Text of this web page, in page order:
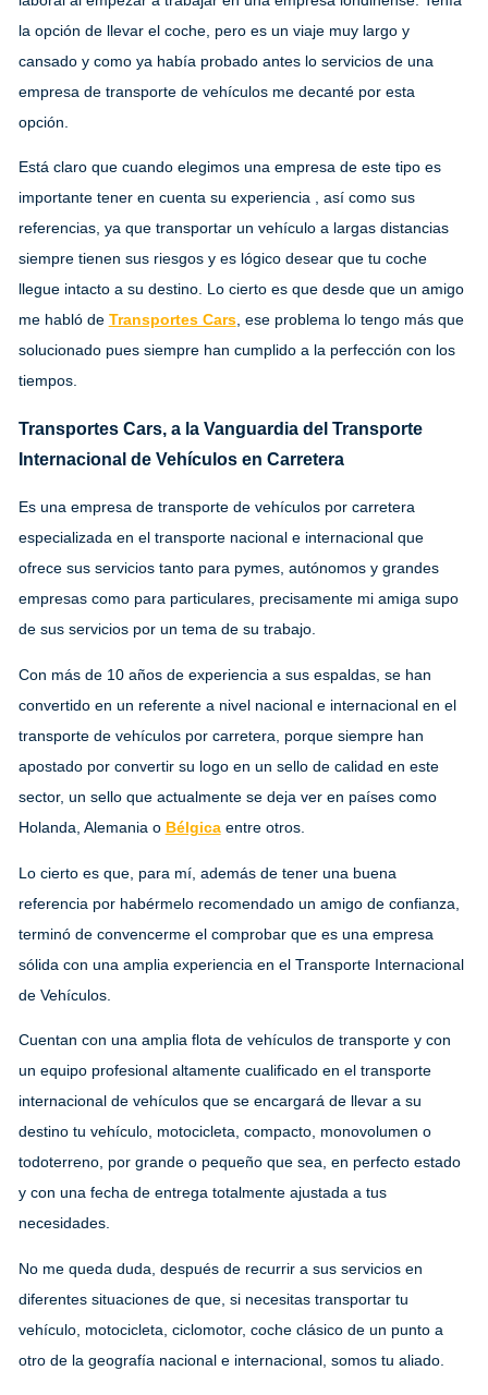
la opción de llevar el coche, pero es un viaje muy largo y
cansado y como ya había probado antes lo servicios de una
empresa de transporte de vehículos me decanté por esta
opción.
Está claro que cuando elegimos una empresa de este tipo es
importante tener en cuenta su experiencia , así como sus
referencias, ya que transportar un vehículo a largas distancias
siempre tienen sus riesgos y es lógico desear que tu coche
llegue intacto a su destino. Lo cierto es que desde que un amigo
me habló de Transportes Cars, ese problema lo tengo más que
solucionado pues siempre han cumplido a la perfección con los
tiempos.
Transportes Cars, a la Vanguardia del Transporte
Internacional de Vehículos en Carretera
Es una empresa de transporte de vehículos por carretera
especializada en el transporte nacional e internacional que
ofrece sus servicios tanto para pymes, autónomos y grandes
empresas como para particulares, precisamente mi amiga supo
de sus servicios por un tema de su trabajo.
Con más de 10 años de experiencia a sus espaldas, se han
convertido en un referente a nivel nacional e internacional en el
transporte de vehículos por carretera, porque siempre han
apostado por convertir su logo en un sello de calidad en este
sector, un sello que actualmente se deja ver en países como
Holanda, Alemania o Bélgicaentre otros.
Lo cierto es que, para mí, además de tener una buena
referencia por habérmelo recomendado un amigo de confianza,
terminó de convencerme el comprobar que es una empresa
sólida con una amplia experiencia en el Transporte Internacional
de Vehículos.
Cuentan con una amplia flota de vehículos de transporte y con
un equipo profesional altamente cualificado en el transporte
internacional de vehículos que se encargará de llevar a su
destino tu vehículo, motocicleta, compacto, monovolumen o
todoterreno, por grande o pequeño que sea, en perfecto estado
y con una fecha de entrega totalmente ajustada a tus
necesidades.
No me queda duda, después de recurrir a sus servicios en
diferentes situaciones de que, si necesitas transportar tu
vehículo, motocicleta, ciclomotor, coche clásico de un punto a
otro de la geografía nacional e internacional, somos tu aliado.